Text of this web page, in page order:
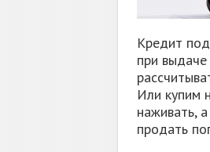
Кредит
при
Или купим
наживать,
продать